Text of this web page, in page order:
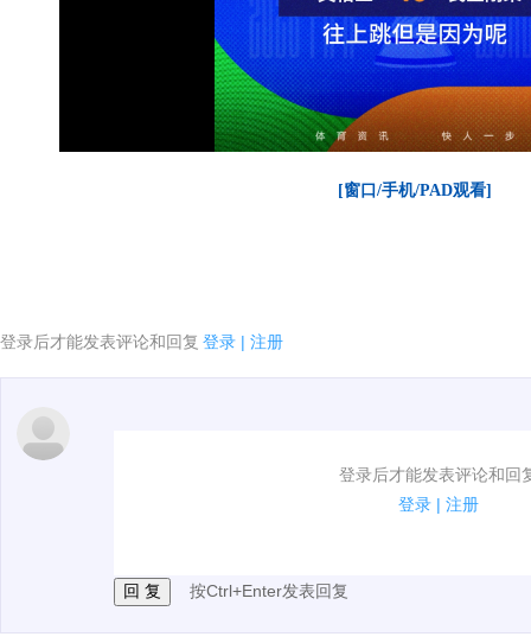
[窗口/手机/PAD观看]
登录后才能发表评论和回复 登录 | 注册
登录后才能发表评论和回
登录 | 注册
1.电脑端新用户可以发表评论了！
按Ctrl+Enter发表回复